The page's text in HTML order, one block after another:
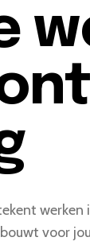
werken
voor